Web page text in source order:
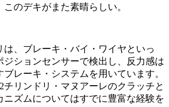
のデキがまた素晴らしい。
、ブレーキ・バイ・ワイヤといっ
ジションセンサーで検出し、反力感は
レーキ・システムを用いています。
チリンドリ・マヌアーレのクラッチと
ニズムについてはすでに豊富な経験を